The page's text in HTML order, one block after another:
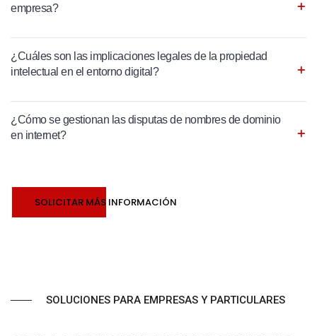
empresa?
¿Cuáles son las implicaciones legales de la propiedad
intelectual en el entorno digital?
¿Cómo se gestionan las disputas de nombres de dominio
en internet?
SOLICITAR MÁS INFORMACIÓN
SOLUCIONES PARA EMPRESAS Y PARTICULARES